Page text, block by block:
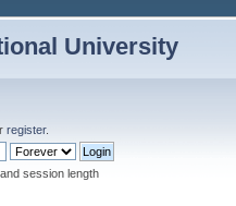
University
register.
session length